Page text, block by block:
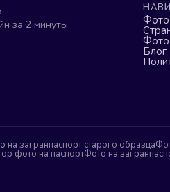
за 2 минуты Фото
Фото
Блог
на загранпаспорт старого образца
фото на паспортФото на